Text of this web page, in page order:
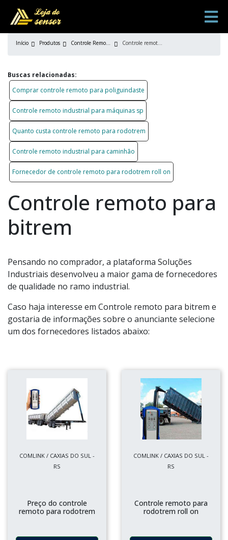
Início Produtos Controle Remoto Industrial Controle remoto para bitrem
Buscas relacionadas:
Comprar controle remoto para poliguindaste
Controle remoto industrial para máquinas sp
Quanto custa controle remoto para rodotrem
Controle remoto industrial para caminhão
Fornecedor de controle remoto para rodotrem roll on
Controle remoto para
bitrem
Pensando no comprador, a plataforma Soluções
Industriais desenvolveu a maior gama de fornecedores
de qualidade no ramo industrial.
Caso haja interesse em Controle remoto para bitrem e
gostaria de informações sobre o anunciante selecione
um dos fornecedores listados abaixo:
COMLINK / CAXIAS DO SUL -
RS
Preço do controle
remoto para rodotrem
COMLINK / CAXIAS DO SUL -
RS
Controle remoto para
rodotrem roll on